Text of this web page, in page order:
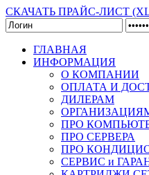
СКАЧАТЬ ПРАЙС-ЛИСТ
ГЛАВНАЯ
ИНФОРМАЦИЯ
О КОМПАНИИ
ОПЛАТА И
ДИЛЕРАМ
ПРО
ПРО СЕРВЕРА
ПРО
СЕРВИС и